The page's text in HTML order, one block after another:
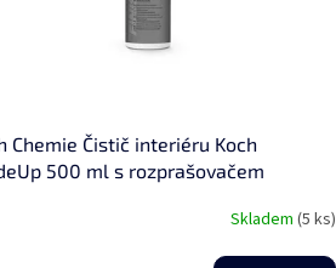
Chemie Čistič interiéru Koch
500 ml s rozprašovačem
Skladem(5 ks)